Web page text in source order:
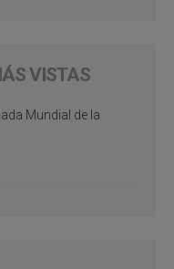
VISTAS
Mundial de la